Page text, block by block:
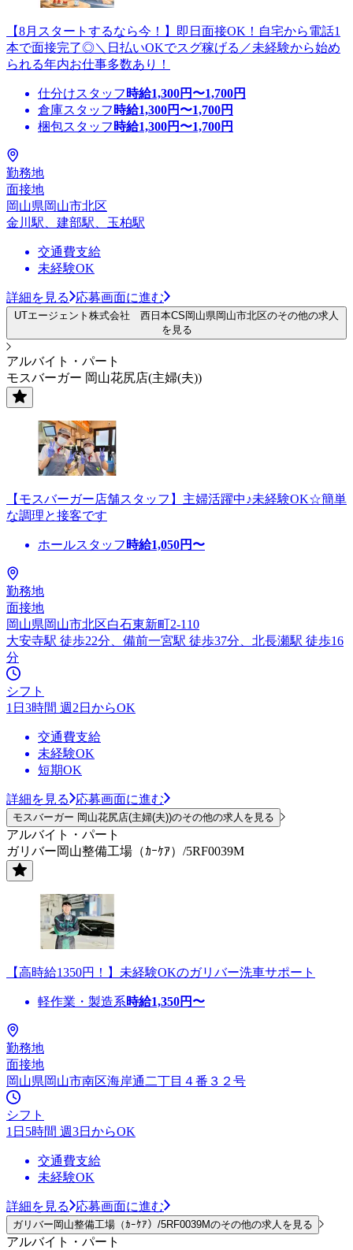
【8月スタートするなら今！】即日面接OK！自宅から電話1
本で面接完了◎＼日払いOKでスグ稼げる／未経験から始め
られる年内お仕事多数あり！
仕分けスタッフ 時給1,300円〜1,700円
倉庫スタッフ 時給1,300円〜1,700円
梱包スタッフ 時給1,300円〜1,700円
勤務地
面接地
岡山県岡山市北区
金川駅、建部駅、玉柏駅
交通費支給
未経験OK
詳細を見る 応募画面に進む
UTエージェント株式会社 西日本CS岡山県岡山市北区のその他の求人
を見る
アルバイト・パート
モスバーガー 岡山花尻店(主婦(夫))
【モスバーガー店舗スタッフ】主婦活躍中♪未経験OK☆簡単
な調理と接客です
ホールスタッフ 時給1,050円〜
勤務地
面接地
岡山県岡山市北区白石東新町2-110
大安寺駅 徒歩22分、備前一宮駅 徒歩37分、北長瀬駅 徒歩16
分
シフト
1日3時間 週2日からOK
交通費支給
未経験OK
短期OK
詳細を見る 応募画面に進む
モスバーガー 岡山花尻店(主婦(夫))のその他の求人を見る
アルバイト・パート
ガリバー岡山整備工場（ｶｰｹｱ）/5RF0039M
【高時給1350円！】未経験OKのガリバー洗車サポート
軽作業・製造系時給1,350円〜
勤務地
面接地
岡山県岡山市南区海岸通二丁目４番３２号
シフト
1日5時間 週3日からOK
交通費支給
未経験OK
詳細を見る 応募画面に進む
ガリバー岡山整備工場（ｶｰｹｱ）/5RF0039Mのその他の求人を見る
アルバイト・パート